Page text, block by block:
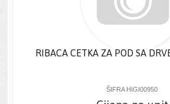
RIBACA CETKA ZA POD SA
ŠIFRA HIGI00950